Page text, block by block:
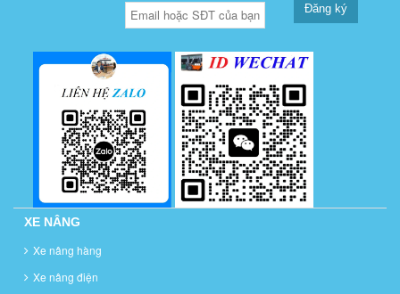
Đăng ký
XE NÂNG
Xe nâng hàng
Xe nâng điện